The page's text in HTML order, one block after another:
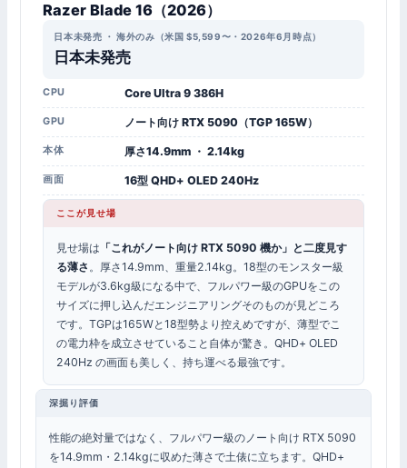
Razer Blade 16（2026）
日本未発売 ・ 海外のみ（米国 $5,599〜・2026年6月時点）
日本未発売
CPU Core Ultra 9 386H
GPU ノート向け RTX 5090（TGP 165W）
本体 厚さ14.9mm ・ 2.14kg
画面 16型 QHD+ OLED 240Hz
ここが見せ場
見せ場は 「これがノート向け RTX 5090 機か」と二度見す
る薄さ 。厚さ14.9mm、重量2.14kg。18型のモンスター級
モデルが3.6kg級になる中で、フルパワー級のGPUをこの
サイズに押し込んだエンジニアリングそのものが見どころ
です。TGPは165Wと18型勢より控えめですが、薄型でこ
の電力枠を成立させていること自体が驚き。QHD+ OLED
240Hz の画面も美しく、持ち運べる最強です。
深掘り評価
性能の絶対量ではなく、フルパワー級のノート向け RTX 5090
を14.9mm・2.14kgに収めた薄さで土俵に立ちます。QHD+